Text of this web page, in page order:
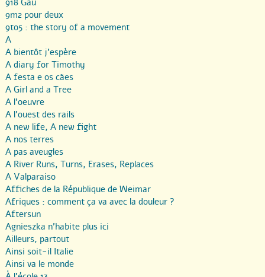
918 Gau
9m2 pour deux
9to5 : the story of a movement
A
A bientôt j’espère
A diary for Timothy
A festa e os cães
A Girl and a Tree
A l’oeuvre
A l’ouest des rails
A new life, A new fight
A nos terres
A pas aveugles
A River Runs, Turns, Erases, Replaces
A Valparaiso
Affiches de la République de Weimar
Afriques : comment ça va avec la douleur ?
Aftersun
Agnieszka n’habite plus ici
Ailleurs, partout
Ainsi soit-il Italie
Ainsi va le monde